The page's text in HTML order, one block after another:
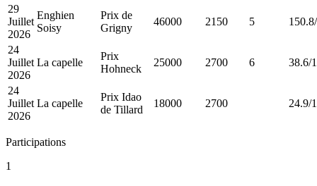
29
Juillet
2026
Enghien
Soisy
Prix de
Grigny
46000 2150 5
24
Juillet
2026
La capelle
Prix
Hohneck
25000 2700 6 38.6/1
24
Juillet
2026
La capelle
Prix Idao
de Tillard
18000 2700 24.9/1
Participations
1